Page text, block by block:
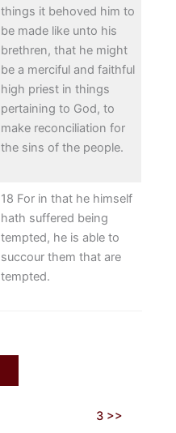
things it behoved him to
be made like unto his
brethren, that he might
be a merciful and faithful
high priest in things
pertaining to God, to
make reconciliation for
the sins of the people.
18 For in that he himself
hath suffered being
tempted, he is able to
succour them that are
tempted.
3 >>